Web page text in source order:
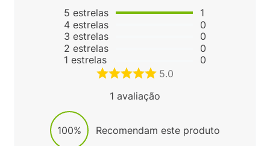
5 estrelas
4 estrelas
3 estrelas
2 estrelas
1 estrelas
1
0
0
0
0
5.0
1 avaliação
100% Recomendam este produto